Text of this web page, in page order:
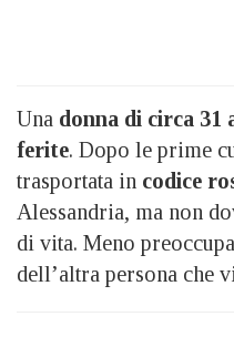
Una donna di circa 31
ferite. Dopo le prime
trasportata in codice
Alessandria, ma non
di vita. Meno
dell’altra persona che